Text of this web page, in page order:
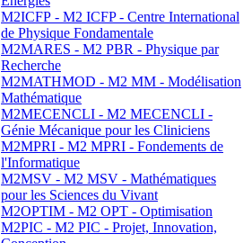
M2ICFP - M2 ICFP - Centre International
de Physique Fondamentale
M2MARES - M2 PBR - Physique par
Recherche
M2MATHMOD - M2 MM - Modélisation
Mathématique
M2MECENCLI - M2 MECENCLI -
Génie Mécanique pour les Cliniciens
M2MPRI - M2 MPRI - Fondements de
l'Informatique
M2MSV - M2 MSV - Mathématiques
pour les Sciences du Vivant
M2OPTIM - M2 OPT - Optimisation
M2PIC - M2 PIC - Projet, Innovation,